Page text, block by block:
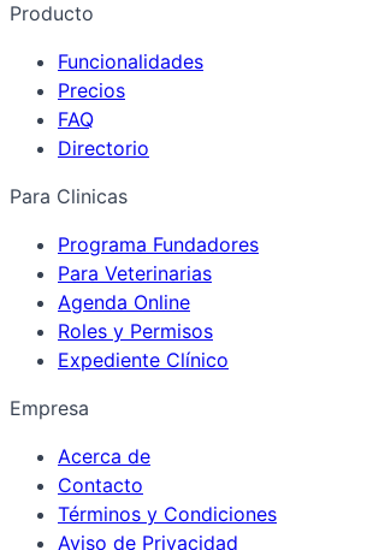
Producto
Funcionalidades
Precios
FAQ
Directorio
Para Clinicas
Programa Fundadores
Para Veterinarias
Agenda Online
Roles y Permisos
Expediente Clínico
Empresa
Acerca de
Contacto
Términos y Condiciones
Aviso de Privacidad